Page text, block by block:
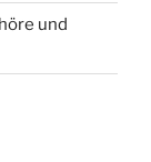
und